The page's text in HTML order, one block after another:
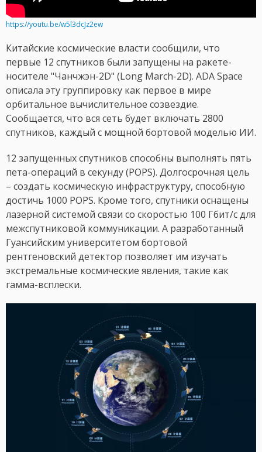
https://youtu.be/w5l3dcJz2ew
Китайские космические власти сообщили, что
первые 12 спутников были запущены на ракете-
носителе "Чанчжэн-2D" (Long March-2D). ADA Space
описала эту группировку как первое в мире
орбитальное вычислительное созвездие.
Сообщается, что вся сеть будет включать 2800
спутников, каждый с мощной бортовой моделью ИИ.
12 запущенных спутников способны выполнять пять
пета-операций в секунду (POPS). Долгосрочная цель
– создать космическую инфраструктуру, способную
достичь 1000 POPS. Кроме того, спутники оснащены
лазерной системой связи со скоростью 100 Гбит/с для
межспутниковой коммуникации. А разработанный
Гуансийским университетом бортовой
рентгеновский детектор позволяет им изучать
экстремальные космические явления, такие как
гамма-всплески.